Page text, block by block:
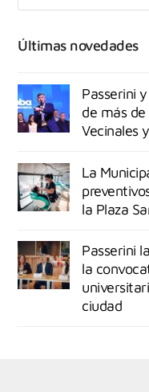
Últimas novedades
Passerini
de más
Vecinales
La
la Plaza
Passerini
la
ciudad